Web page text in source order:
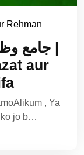
Rehman
Rehman
aur
, Ya
ko jo b…